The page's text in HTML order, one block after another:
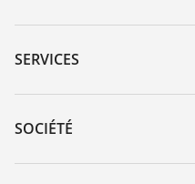
Téléchargements
Recherche par numéro de
DTM Collection/PACTware
SERVICES
Retour d'appareil
Service client
SOCIÉTÉ
À propos de VEGA